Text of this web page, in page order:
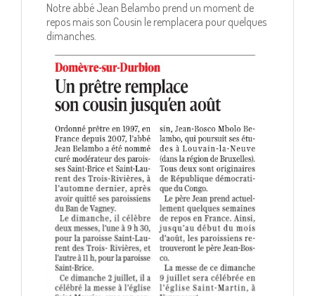
Notre abbé Jean Belambo prend un moment de
repos mais son Cousin le remplacera pour quelques
dimanches.